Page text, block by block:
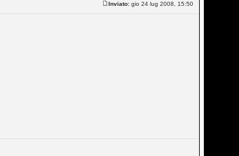
Inviato: gio 24 lug 2008, 15:50